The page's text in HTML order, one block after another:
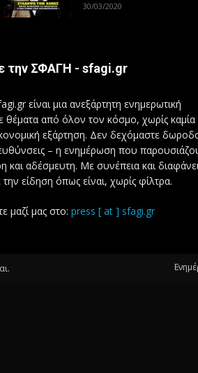
30/03/2020
την ΣΦΑΓΗ - sfagi.gr
είναι μια ανεξάρτητη ενημερωτική
θέματα από όλον τον κόσμο, χωρίς καμία
εξάρτηση. Δεν δεχόμαστε
– η ενημέρωση που
και αδέσμευτη. Με συνέπεια και
είδηση όπως είναι, χωρίς φίλτρα.
μαζί μας στο: press [ at ] sfagi.gr